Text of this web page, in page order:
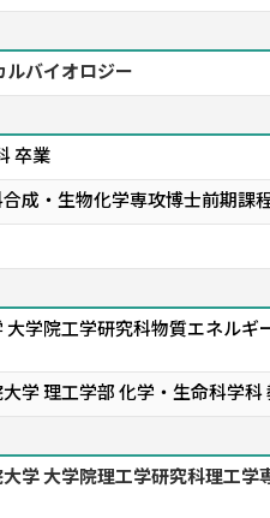
バイオロジー
卒業
成・生物化学専攻博士前期課
大学院工学研究科物質エネルギ
学 理工学部 化学・生命科学科
学 大学院理工学研究科理工学